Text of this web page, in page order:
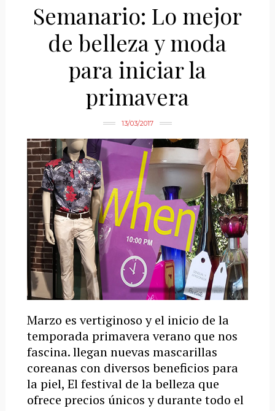
Semanario: Lo mejor
de belleza y moda
para iniciar la
primavera
13/03/2017
Marzo es vertiginoso y el inicio de la
temporada primavera verano que nos
fascina. llegan nuevas mascarillas
coreanas con diversos beneficios para
la piel, El festival de la belleza que
ofrece precios únicos y durante todo el